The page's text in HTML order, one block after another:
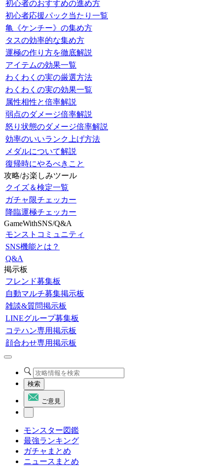
初心者のおすすめの進め方
初心者応援パック当たり一覧
亀《ケンチー》の集め方
タスの効率的な集め方
運極の作り方を徹底解説
アイテムの効果一覧
わくわくの実の厳選方法
わくわくの実の効果一覧
属性相性と倍率解説
弱点のダメージ倍率解説
怒り状態のダメージ倍率解説
効率のいいランク上げ方法
メダルについて解説
復帰時にやるべきこと
攻略/お楽しみツール
クイズ＆検定一覧
ガチャ限チェッカー
降臨運極チェッカー
GameWithSNS/Q&A
モンストコミュニティ
SNS機能とは？
Q&A
掲示板
フレンド募集板
自動マルチ募集掲示板
雑談&質問掲示板
LINEグループ募集板
コテハン専用掲示板
顔合わせ専用掲示板
検索
ご意見
モンスター図鑑
最強ランキング
ガチャまとめ
ニュースまとめ